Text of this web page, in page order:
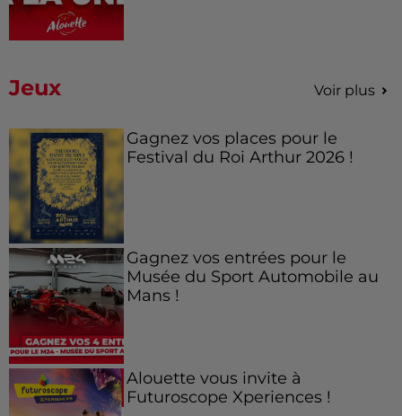
Jeux Voir plus
Gagnez vos places pour le
Festival du Roi Arthur 2026 !
Gagnez vos entrées pour le
Musée du Sport Automobile au
Mans !
Alouette vous invite à
Futuroscope Xperiences !